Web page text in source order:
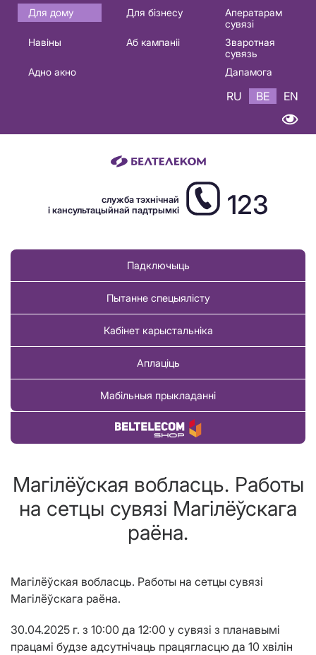
Основная
навигация
Для дому Для бізнесу
Аператарам
сувязі
Навіны
Аб кампаніі
Зваротная
сувязь
Адно акно
Дапамога
RU BE EN
служба тэхнічнай
і кансультацыйнай падтрымкі
123
Падключыць
Пытанне спецыялісту
Кабінет карыстальніка
Аплаціць
Мабільныя прыкладанні
Купіць тавар
Магілёўская вобласць. Работы
на сетцы сувязі Магілёўскага
раёна.
Магілёўская вобласць. Работы на сетцы сувязі
Магілёўскага раёна.
30.04.2025 г. з 10:00 да 12:00 у сувязі з планавымі
працамі будзе адсутнічаць працягласцю да 10 хвілін